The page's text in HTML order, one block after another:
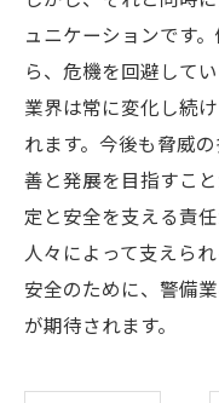
ュニケーションです
ら、危機を回避して
業界は常に変化し続
れます。今後も脅威
善と発展を目指すこ
定と安全を支える責
人々によって支えら
安全のために、警備
が期待されます。